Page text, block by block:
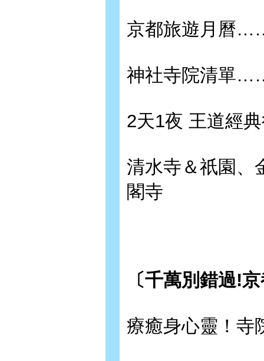
京都旅遊月曆
神社寺院清單
2天1夜 王道經
清水寺＆祇園、
閣寺
〔千萬別錯過!
療癒身心靈！寺